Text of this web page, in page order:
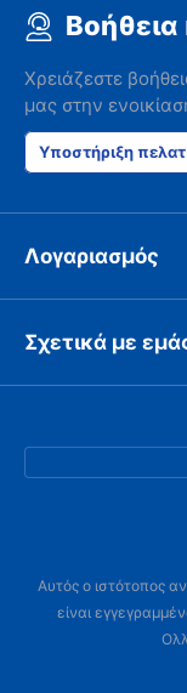
Βοήθεια
Χρειάζεστε
μας στην
Υποστήριξη
Λογαριασμός
Σχετικά με
Αυτός ο ιστότοπος
είναι